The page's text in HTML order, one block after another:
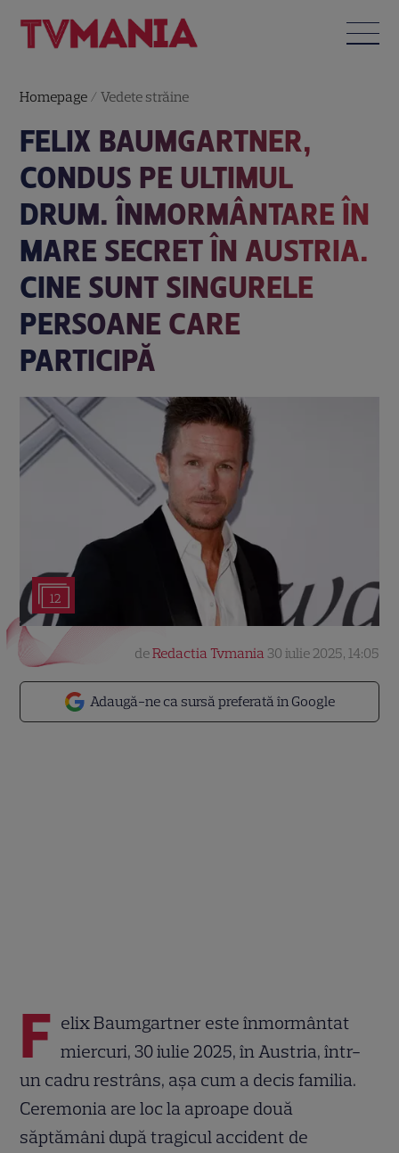
Homepage /Vedete străine
FELIX BAUMGARTNER,
CONDUS PE ULTIMUL
DRUM. ÎNMORMÂNTARE ÎN
MARE SECRET ÎN AUSTRIA.
CINE SUNT SINGURELE
PERSOANE CARE
PARTICIPĂ
12
Adaugă-ne ca sursă preferată în Google
deRedactia Tvmania 30 iulie 2025, 14:05
F elix Baumgartner este înmormântat
miercuri, 30 iulie 2025, în Austria, într-
un cadru restrâns, așa cum a decis familia.
Ceremonia are loc la aproape două
săptămâni după tragicul accident de